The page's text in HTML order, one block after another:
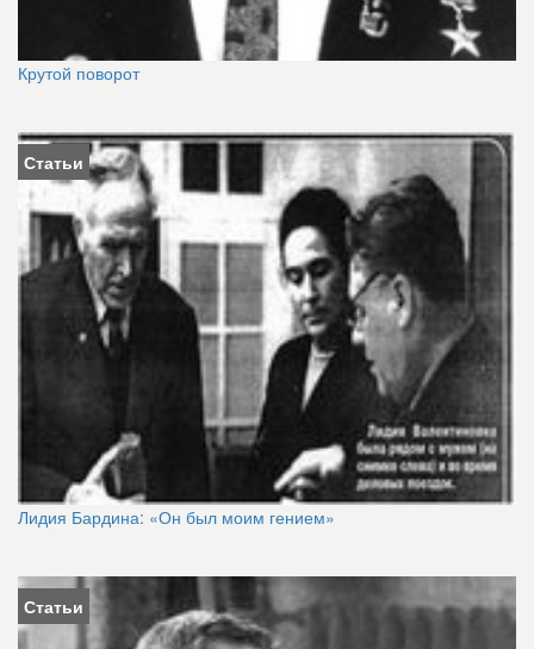
Крутой поворот
Статьи
Лидия Бардина: «Он был моим гением»
Статьи